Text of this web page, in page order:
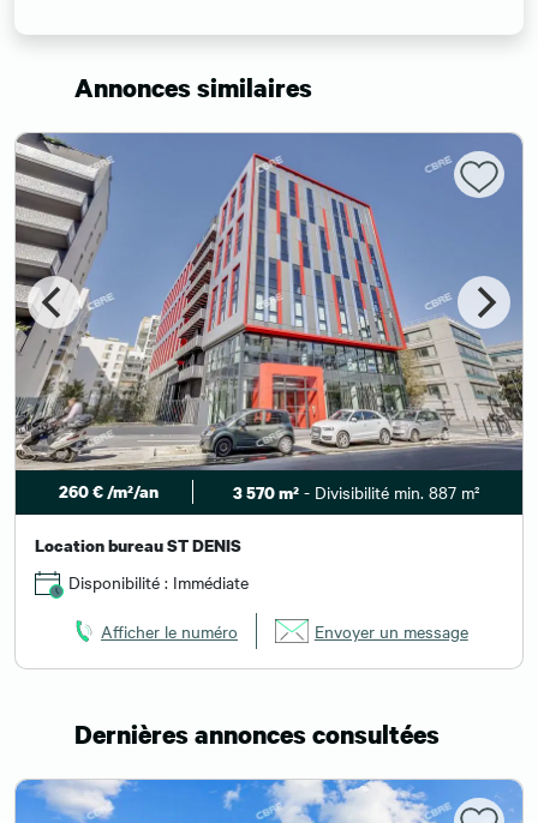
Annonces similaires
260 € /m²/an 3 570 m² - Divisibilité min. 887 m²
Location bureau ST DENIS
Disponibilité : Immédiate
Afficher le numéro Envoyer un message
Dernières annonces consultées